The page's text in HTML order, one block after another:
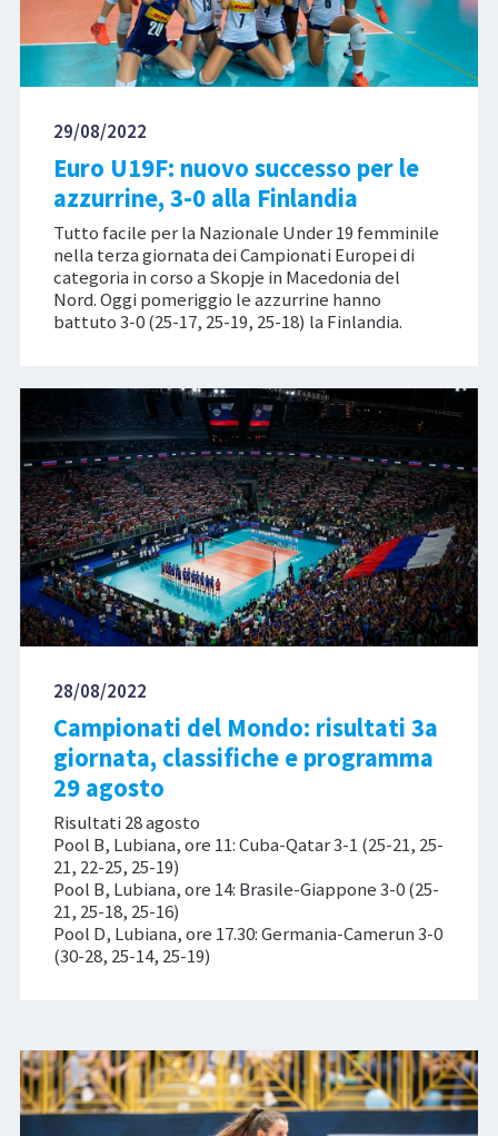
29/08/2022
Euro U19F: nuovo successo per le
azzurrine, 3-0 alla Finlandia
Tutto facile per la Nazionale Under 19 femminile
nella terza giornata dei Campionati Europei di
categoria in corso a Skopje in Macedonia del
Nord. Oggi pomeriggio le azzurrine hanno
battuto 3-0 (25-17, 25-19, 25-18) la Finlandia.
28/08/2022
Campionati del Mondo: risultati 3a
giornata, classifiche e programma
29 agosto
Risultati 28 agosto
Pool B, Lubiana, ore 11: Cuba-Qatar 3-1 (25-21, 25-
21, 22-25, 25-19)
Pool B, Lubiana, ore 14: Brasile-Giappone 3-0 (25-
21, 25-18, 25-16)
Pool D, Lubiana, ore 17.30: Germania-Camerun 3-0
(30-28, 25-14, 25-19)